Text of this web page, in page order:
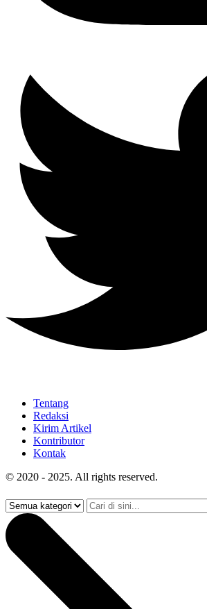
Tentang
Redaksi
Kirim Artikel
Kontributor
Kontak
© 2020 - 2025. All rights reserved.